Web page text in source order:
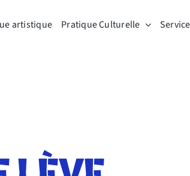
artistique Pratique Culturelle